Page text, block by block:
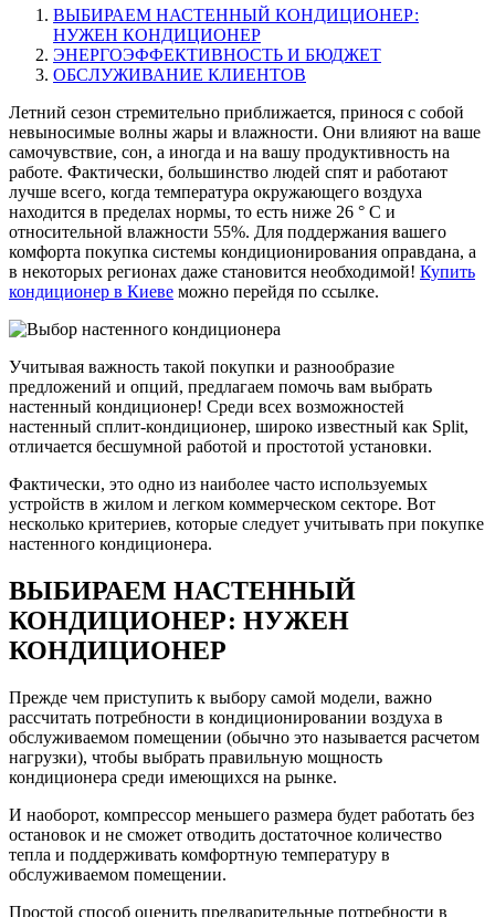
ВЫБИРАЕМ НАСТЕННЫЙ КОНДИЦИОНЕР:
НУЖЕН КОНДИЦИОНЕР
ЭНЕРГОЭФФЕКТИВНОСТЬ И БЮДЖЕТ
ОБСЛУЖИВАНИЕ КЛИЕНТОВ
Летний сезон стремительно приближается, принося с собой
невыносимые волны жары и влажности. Они влияют на ваше
самочувствие, сон, а иногда и на вашу продуктивность на
работе. Фактически, большинство людей спят и работают
лучше всего, когда температура окружающего воздуха
находится в пределах нормы, то есть ниже 26 ° C и
относительной влажности 55%. Для поддержания вашего
комфорта покупка системы кондиционирования оправдана, а
в некоторых регионах даже становится необходимой! Купить
кондиционер в Киеве можно перейдя по ссылке.
Учитывая важность такой покупки и разнообразие
предложений и опций, предлагаем помочь вам выбрать
настенный кондиционер! Среди всех возможностей
настенный сплит-кондиционер, широко известный как Split,
отличается бесшумной работой и простотой установки.
Фактически, это одно из наиболее часто используемых
устройств в жилом и легком коммерческом секторе. Вот
несколько критериев, которые следует учитывать при покупке
настенного кондиционера.
ВЫБИРАЕМ НАСТЕННЫЙ
КОНДИЦИОНЕР: НУЖЕН
КОНДИЦИОНЕР
Прежде чем приступить к выбору самой модели, важно
рассчитать потребности в кондиционировании воздуха в
обслуживаемом помещении (обычно это называется расчетом
нагрузки), чтобы выбрать правильную мощность
кондиционера среди имеющихся на рынке.
И наоборот, компрессор меньшего размера будет работать без
остановок и не сможет отводить достаточное количество
тепла и поддерживать комфортную температуру в
обслуживаемом помещении.
Простой способ оценить предварительные потребности в